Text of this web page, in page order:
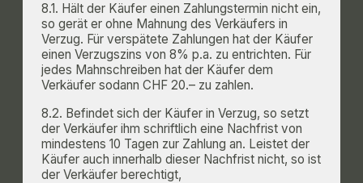
8.1. Hält der Käufer einen Zahlungstermin nicht ein,
so gerät er ohne Mahnung des Verkäufers in
Verzug. Für verspätete Zahlungen hat der Käufer
einen Verzugszins von 8% p.a. zu entrichten. Für
jedes Mahnschreiben hat der Käufer dem
Verkäufer sodann CHF 20.– zu zahlen.
8.2. Befindet sich der Käufer in Verzug, so setzt
der Verkäufer ihm schriftlich eine Nachfrist von
mindestens 10 Tagen zur Zahlung an. Leistet der
Käufer auch innerhalb dieser Nachfrist nicht, so ist
der Verkäufer berechtigt,